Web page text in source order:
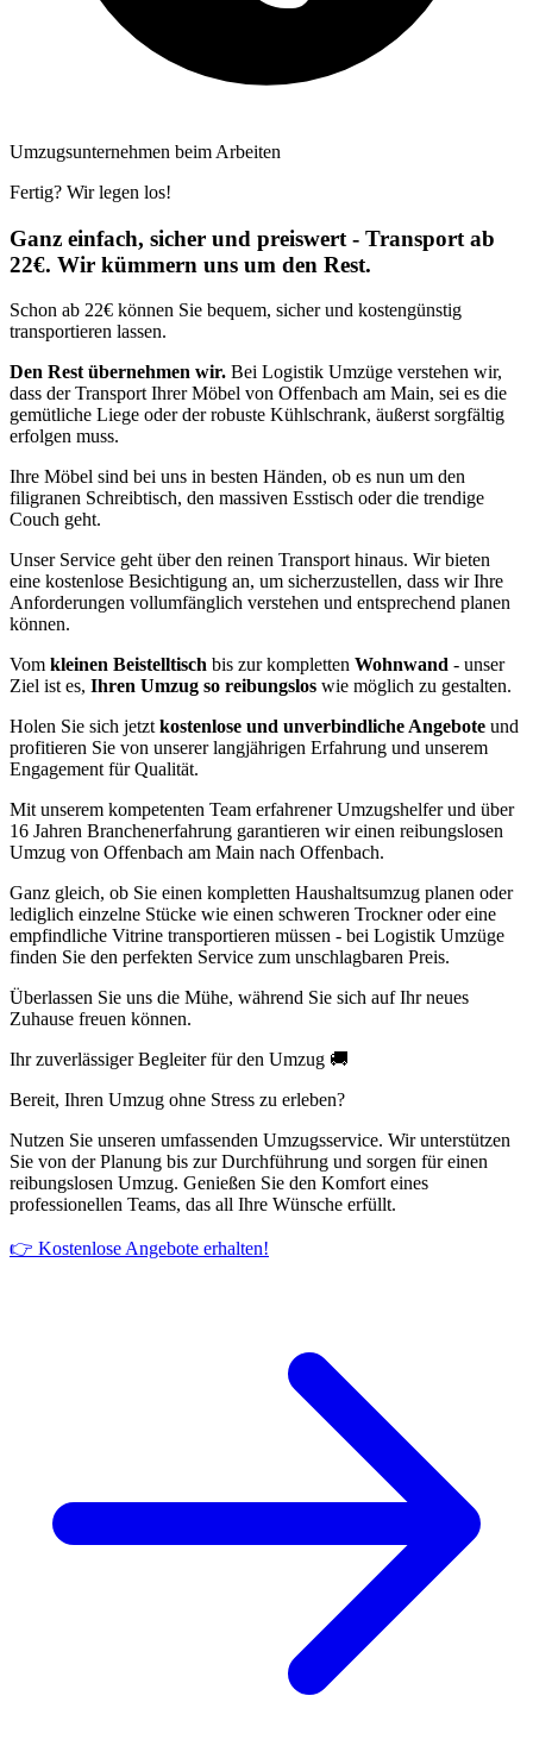
Umzugsunternehmen beim Arbeiten
Fertig? Wir legen los!
Ganz einfach, sicher und preiswert - Transport ab
22€. Wir kümmern uns um den Rest.
Schon ab 22€ können Sie bequem, sicher und kostengünstig
transportieren lassen.
Den Rest übernehmen wir. Bei Logistik Umzüge verstehen wir,
dass der Transport Ihrer Möbel von Offenbach am Main, sei es die
gemütliche Liege oder der robuste Kühlschrank, äußerst sorgfältig
erfolgen muss.
Ihre Möbel sind bei uns in besten Händen, ob es nun um den
filigranen Schreibtisch, den massiven Esstisch oder die trendige
Couch geht.
Unser Service geht über den reinen Transport hinaus. Wir bieten
eine kostenlose Besichtigung an, um sicherzustellen, dass wir Ihre
Anforderungen vollumfänglich verstehen und entsprechend planen
können.
Vom kleinen Beistelltisch bis zur kompletten Wohnwand - unser
Ziel ist es, Ihren Umzug so reibungslos wie möglich zu gestalten.
Holen Sie sich jetzt kostenlose und unverbindliche Angebote und
profitieren Sie von unserer langjährigen Erfahrung und unserem
Engagement für Qualität.
Mit unserem kompetenten Team erfahrener Umzugshelfer und über
16 Jahren Branchenerfahrung garantieren wir einen reibungslosen
Umzug von Offenbach am Main nach Offenbach.
Ganz gleich, ob Sie einen kompletten Haushaltsumzug planen oder
lediglich einzelne Stücke wie einen schweren Trockner oder eine
empfindliche Vitrine transportieren müssen - bei Logistik Umzüge
finden Sie den perfekten Service zum unschlagbaren Preis.
Überlassen Sie uns die Mühe, während Sie sich auf Ihr neues
Zuhause freuen können.
Ihr zuverlässiger Begleiter für den Umzug 🚚
Bereit, Ihren Umzug ohne Stress zu erleben?
Nutzen Sie unseren umfassenden Umzugsservice. Wir unterstützen
Sie von der Planung bis zur Durchführung und sorgen für einen
reibungslosen Umzug. Genießen Sie den Komfort eines
professionellen Teams, das all Ihre Wünsche erfüllt.
👉 Kostenlose Angebote erhalten!